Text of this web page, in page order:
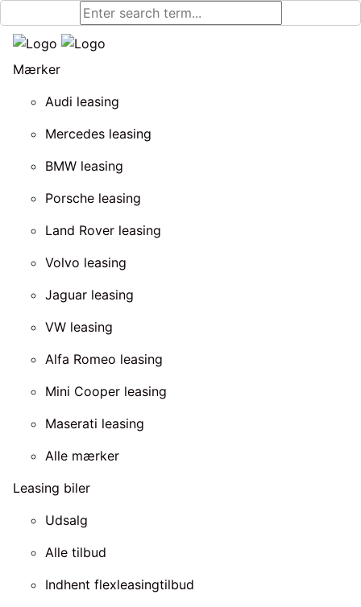
Mærker
Audi leasing
Mercedes leasing
BMW leasing
Porsche leasing
Land Rover leasing
Volvo leasing
Jaguar leasing
VW leasing
Alfa Romeo leasing
Mini Cooper leasing
Maserati leasing
Alle mærker
Leasing biler
Udsalg
Alle tilbud
Indhent flexleasingtilbud